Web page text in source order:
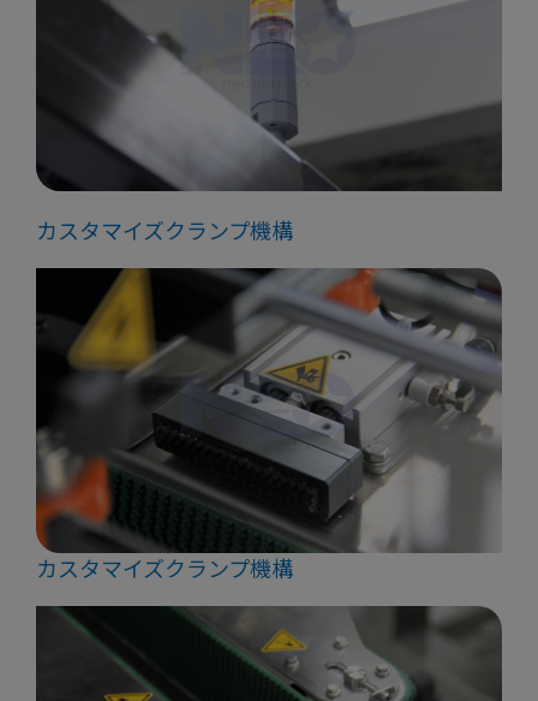
カスタマイズクランプ機構
カスタマイズクランプ機構